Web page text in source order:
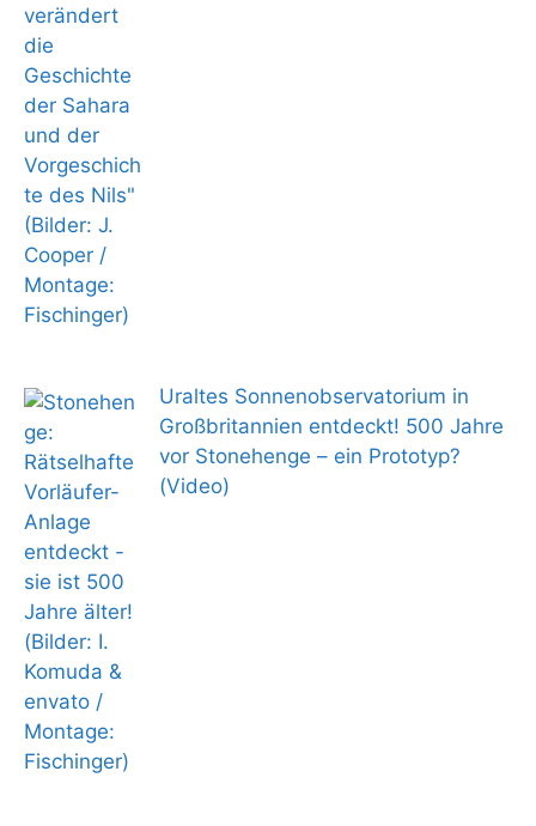
Uraltes Sonnenobservatorium in
Großbritannien entdeckt! 500 Jahre
vor Stonehenge – ein Prototyp?
(Video)